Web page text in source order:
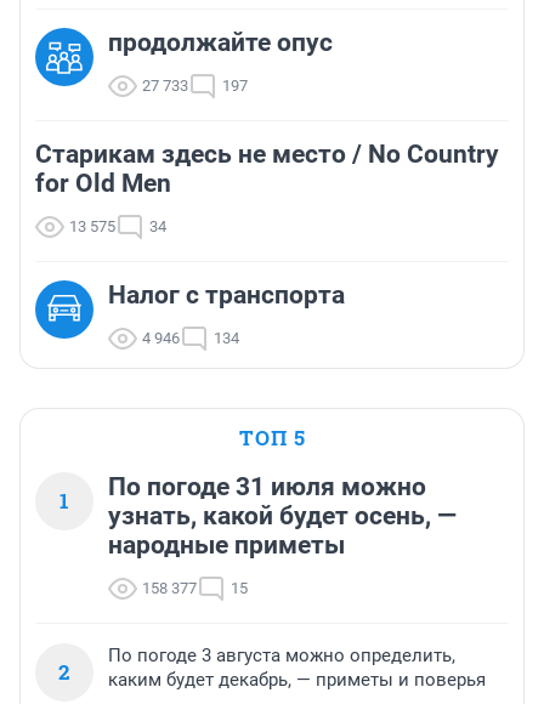
продолжайте опус
27 733 197
Старикам здесь не место / No Country
for Old Men
13 575 34
Налог с транспорта
4 946 134
ТОП 5
1
По погоде 31 июля можно
узнать, какой будет осень, —
народные приметы
158 377 15
2
По погоде 3 августа можно определить,
каким будет декабрь, — приметы и поверья